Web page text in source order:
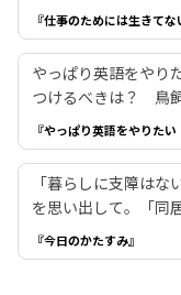
『仕事のためには生きてな
やっぱり英語をやり
つけるべきは？ 鳥
『やっぱり英語をやりたい
「暮らしに支障はな
を思い出して。「同
『今日のかたすみ』